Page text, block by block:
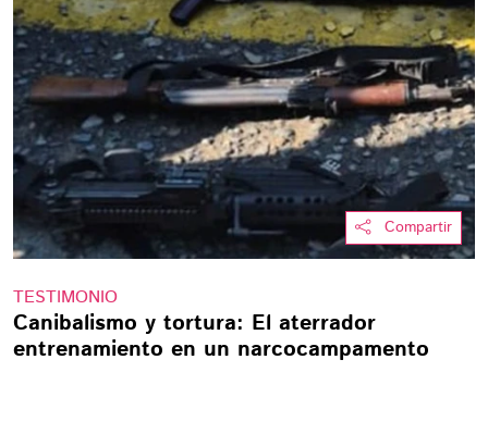
Compartir
TESTIMONIO
Canibalismo y tortura: El aterrador
entrenamiento en un narcocampamento